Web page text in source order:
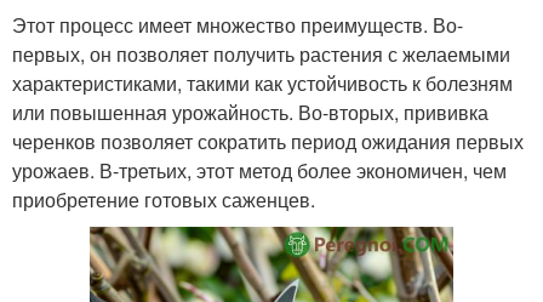
Этот процесс имеет множество преимуществ. Во-
первых, он позволяет получить растения с желаемыми
характеристиками, такими как устойчивость к болезням
или повышенная урожайность. Во-вторых, прививка
черенков позволяет сократить период ожидания первых
урожаев. В-третьих, этот метод более экономичен, чем
приобретение готовых саженцев.